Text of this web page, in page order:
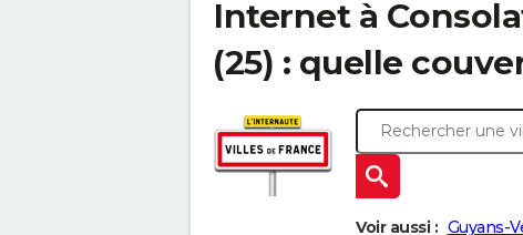
Internet à
(25) : quelle
Voir aussi : Guyans-